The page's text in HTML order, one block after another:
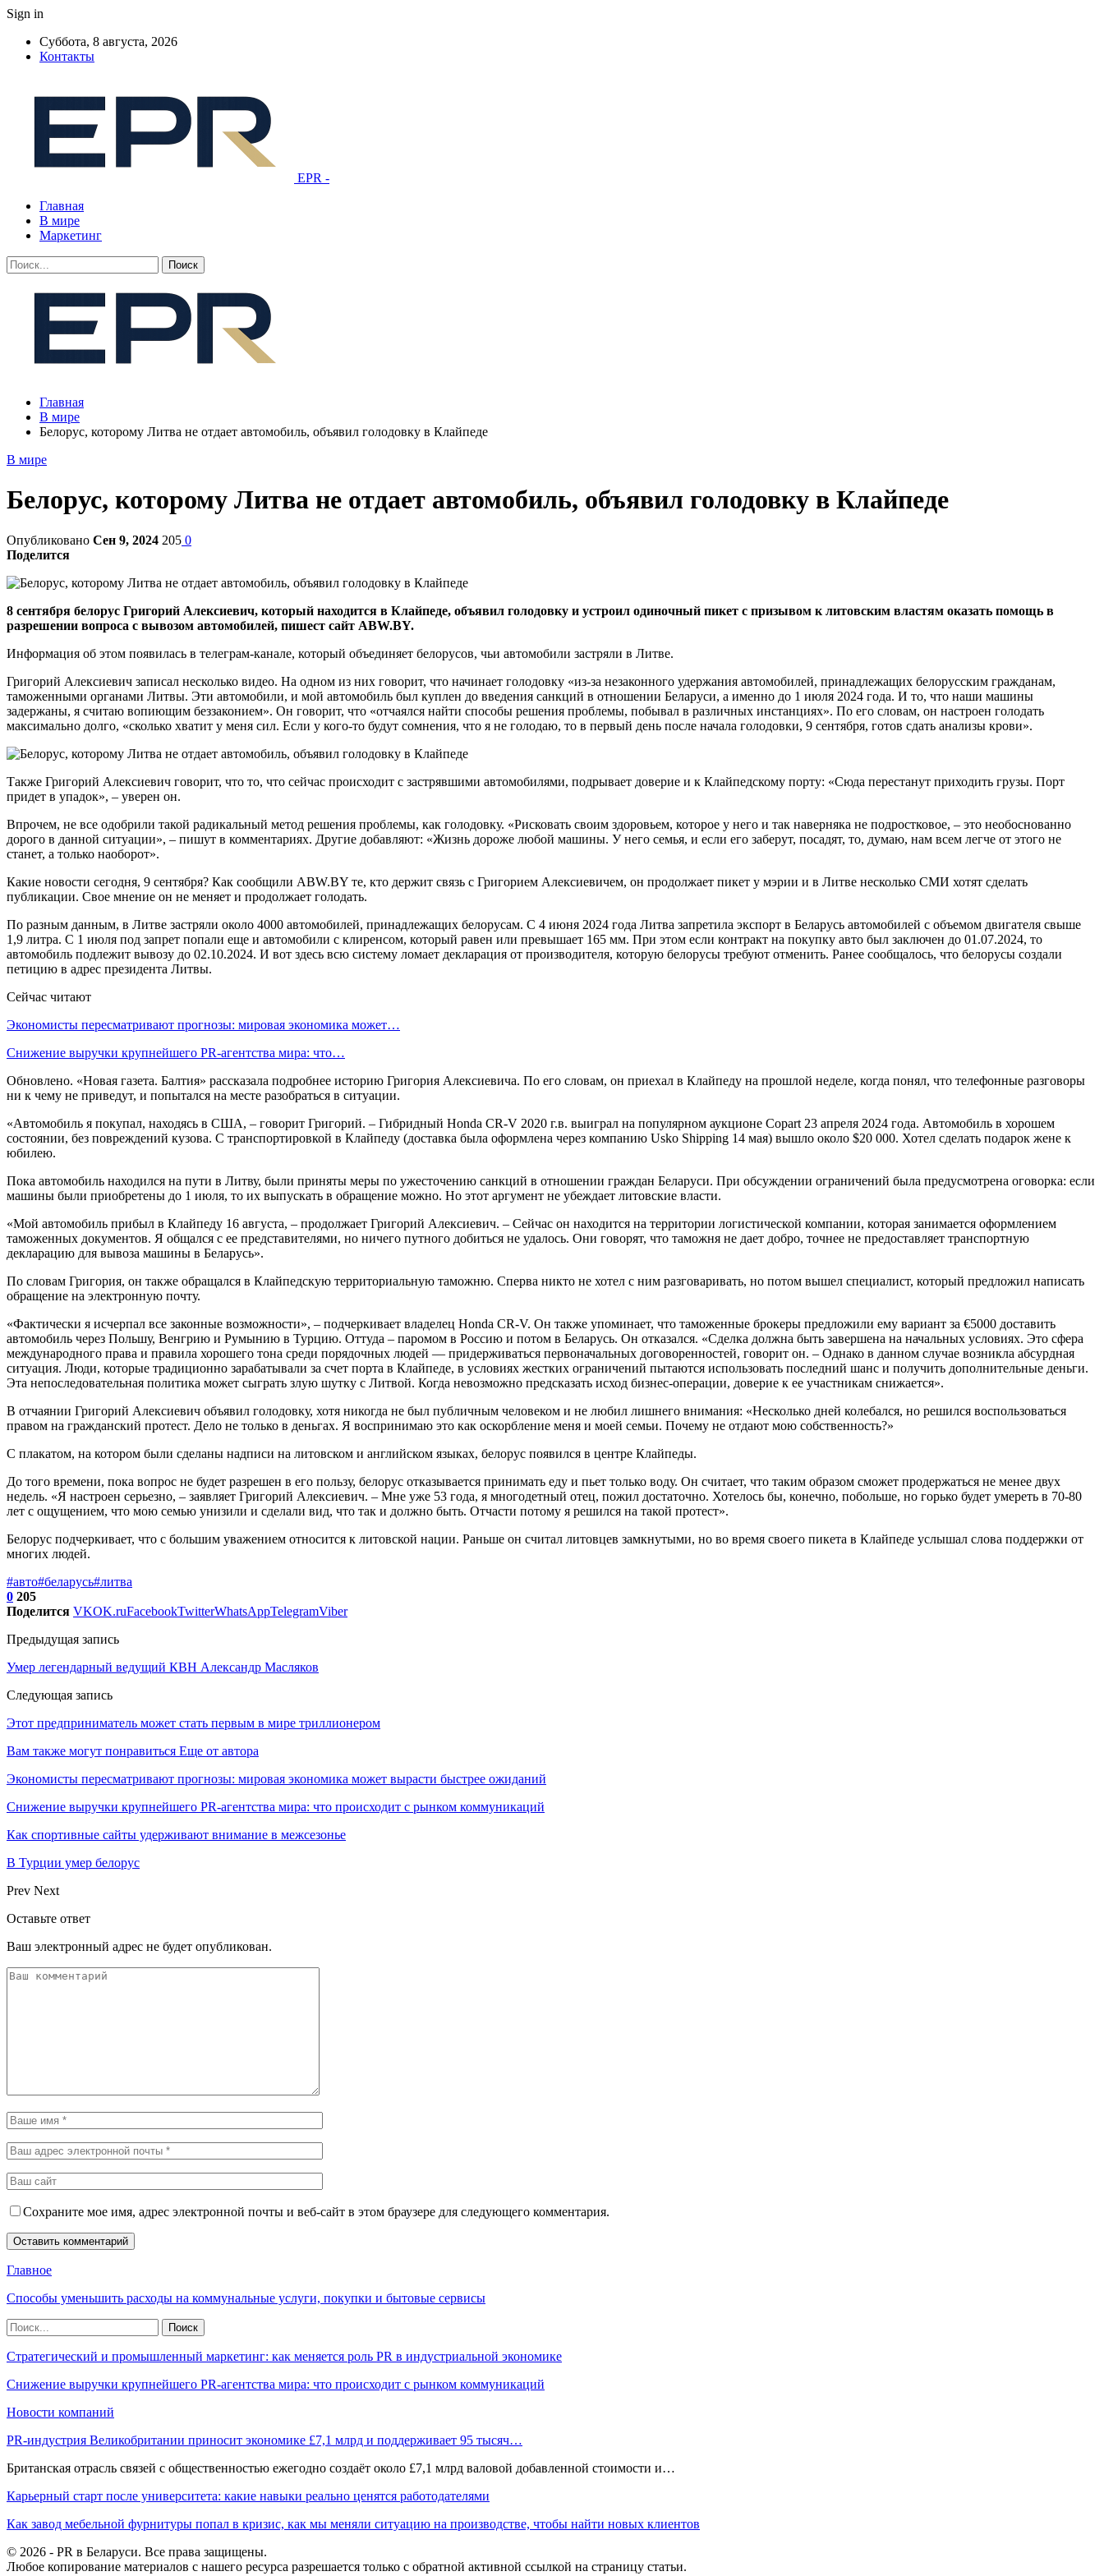
Sign in
Суббота, 8 августа, 2026
Контакты
EPR -
Главная
В мире
Маркетинг
Главная
В мире
Белорус, которому Литва не отдает автомобиль, объявил голодовку в Клайпеде
В мире
Белорус, которому Литва не отдает автомобиль, объявил голодовку в Клайпеде
Опубликовано Сен 9, 2024 205 0
Поделится
8 сентября белорус Григорий Алексиевич, который находится в Клайпеде, объявил голодовку и устроил одиночный пикет с призывом к литовским властям оказать помощь в
разрешении вопроса с вывозом автомобилей, пишест сайт ABW.BY.
Информация об этом появилась в телеграм-канале, который объединяет белорусов, чьи автомобили застряли в Литве.
Григорий Алексиевич записал несколько видео. На одном из них говорит, что начинает голодовку «из-за незаконного удержания автомобилей, принадлежащих белорусским гражданам,
таможенными органами Литвы. Эти автомобили, и мой автомобиль был куплен до введения санкций в отношении Беларуси, а именно до 1 июля 2024 года. И то, что наши машины
задержаны, я считаю вопиющим беззаконием». Он говорит, что «отчаялся найти способы решения проблемы, побывал в различных инстанциях». По его словам, он настроен голодать
максимально долго, «сколько хватит у меня сил. Если у кого-то будут сомнения, что я не голодаю, то в первый день после начала голодовки, 9 сентября, готов сдать анализы крови».
Также Григорий Алексиевич говорит, что то, что сейчас происходит с застрявшими автомобилями, подрывает доверие и к Клайпедскому порту: «Сюда перестанут приходить грузы. Порт
придет в упадок», – уверен он.
Впрочем, не все одобрили такой радикальный метод решения проблемы, как голодовку. «Рисковать своим здоровьем, которое у него и так наверняка не подростковое, – это необоснованно
дорого в данной ситуации», – пишут в комментариях. Другие добавляют: «Жизнь дороже любой машины. У него семья, и если его заберут, посадят, то, думаю, нам всем легче от этого не
станет, а только наоборот».
Какие новости сегодня, 9 сентября? Как сообщили ABW.BY те, кто держит связь с Григорием Алексиевичем, он продолжает пикет у мэрии и в Литве несколько СМИ хотят сделать
публикации. Свое мнение он не меняет и продолжает голодать.
По разным данным, в Литве застряли около 4000 автомобилей, принадлежащих белорусам. С 4 июня 2024 года Литва запретила экспорт в Беларусь автомобилей с объемом двигателя свыше
1,9 литра. С 1 июля под запрет попали еще и автомобили с клиренсом, который равен или превышает 165 мм. При этом если контракт на покупку авто был заключен до 01.07.2024, то
автомобиль подлежит вывозу до 02.10.2024. И вот здесь всю систему ломает декларация от производителя, которую белорусы требуют отменить. Ранее сообщалось, что белорусы создали
петицию в адрес президента Литвы.
Сейчас читают
Экономисты пересматривают прогнозы: мировая экономика может…
Снижение выручки крупнейшего PR-агентства мира: что…
Обновлено. «Новая газета. Балтия» рассказала подробнее историю Григория Алексиевича. По его словам, он приехал в Клайпеду на прошлой неделе, когда понял, что телефонные разговоры
ни к чему не приведут, и попытался на месте разобраться в ситуации.
«Автомобиль я покупал, находясь в США, – говорит Григорий. – Гибридный Honda CR-V 2020 г.в. выиграл на популярном аукционе Copart 23 апреля 2024 года. Автомобиль в хорошем
состоянии, без повреждений кузова. С транспортировкой в Клайпеду (доставка была оформлена через компанию Usko Shipping 14 мая) вышло около $20 000. Хотел сделать подарок жене к
юбилею.
Пока автомобиль находился на пути в Литву, были приняты меры по ужесточению санкций в отношении граждан Беларуси. При обсуждении ограничений была предусмотрена оговорка: если
машины были приобретены до 1 июля, то их выпускать в обращение можно. Но этот аргумент не убеждает литовские власти.
«Мой автомобиль прибыл в Клайпеду 16 августа, – продолжает Григорий Алексиевич. – Сейчас он находится на территории логистической компании, которая занимается оформлением
таможенных документов. Я общался с ее представителями, но ничего путного добиться не удалось. Они говорят, что таможня не дает добро, точнее не предоставляет транспортную
декларацию для вывоза машины в Беларусь».
По словам Григория, он также обращался в Клайпедскую территориальную таможню. Сперва никто не хотел с ним разговаривать, но потом вышел специалист, который предложил написать
обращение на электронную почту.
«Фактически я исчерпал все законные возможности», – подчеркивает владелец Honda CR-V. Он также упоминает, что таможенные брокеры предложили ему вариант за €5000 доставить
автомобиль через Польшу, Венгрию и Румынию в Турцию. Оттуда – паромом в Россию и потом в Беларусь. Он отказался. «Сделка должна быть завершена на начальных условиях. Это сфера
международного права и правила хорошего тона среди порядочных людей — придерживаться первоначальных договоренностей, говорит он. – Однако в данном случае возникла абсурдная
ситуация. Люди, которые традиционно зарабатывали за счет порта в Клайпеде, в условиях жестких ограничений пытаются использовать последний шанс и получить дополнительные деньги.
Эта непоследовательная политика может сыграть злую шутку с Литвой. Когда невозможно предсказать исход бизнес-операции, доверие к ее участникам снижается».
В отчаянии Григорий Алексиевич объявил голодовку, хотя никогда не был публичным человеком и не любил лишнего внимания: «Несколько дней колебался, но решился воспользоваться
правом на гражданский протест. Дело не только в деньгах. Я воспринимаю это как оскорбление меня и моей семьи. Почему не отдают мою собственность?»
С плакатом, на котором были сделаны надписи на литовском и английском языках, белорус появился в центре Клайпеды.
До того времени, пока вопрос не будет разрешен в его пользу, белорус отказывается принимать еду и пьет только воду. Он считает, что таким образом сможет продержаться не менее двух
недель. «Я настроен серьезно, – заявляет Григорий Алексиевич. – Мне уже 53 года, я многодетный отец, пожил достаточно. Хотелось бы, конечно, побольше, но горько будет умереть в 70-80
лет с ощущением, что мою семью унизили и сделали вид, что так и должно быть. Отчасти потому я решился на такой протест».
Белорус подчеркивает, что с большим уважением относится к литовской нации. Раньше он считал литовцев замкнутыми, но во время своего пикета в Клайпеде услышал слова поддержки от
многих людей.
#авто#беларусь#литва
0 205
Поделится VKOK.ruFacebookTwitterWhatsAppTelegramViber
Предыдущая запись
Умер легендарный ведущий КВН Александр Масляков
Следующая запись
Этот предприниматель может стать первым в мире триллионером
Вам также могут понравиться Еще от автора
Экономисты пересматривают прогнозы: мировая экономика может вырасти быстрее ожиданий
Снижение выручки крупнейшего PR-агентства мира: что происходит с рынком коммуникаций
Как спортивные сайты удерживают внимание в межсезонье
В Турции умер белорус
Prev Next
Оставьте ответ
Ваш электронный адрес не будет опубликован.
Сохраните мое имя, адрес электронной почты и веб-сайт в этом браузере для следующего комментария.
Главное
Способы уменьшить расходы на коммунальные услуги, покупки и бытовые сервисы
Стратегический и промышленный маркетинг: как меняется роль PR в индустриальной экономике
Снижение выручки крупнейшего PR-агентства мира: что происходит с рынком коммуникаций
Новости компаний
PR-индустрия Великобритании приносит экономике £7,1 млрд и поддерживает 95 тысяч…
Британская отрасль связей с общественностью ежегодно создаёт около £7,1 млрд валовой добавленной стоимости и…
Карьерный старт после университета: какие навыки реально ценятся работодателями
Как завод мебельной фурнитуры попал в кризис, как мы меняли ситуацию на производстве, чтобы найти новых клиентов
© 2026 - PR в Беларуси. Все права защищены.
Любое копирование материалов с нашего ресурса разрешается только с обратной активной ссылкой на страницу статьи.